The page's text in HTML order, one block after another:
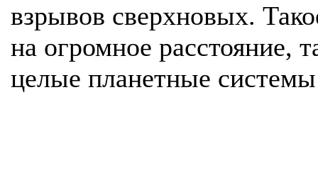
взрывов сверхновых.
на огромное расстояние,
целые планетные